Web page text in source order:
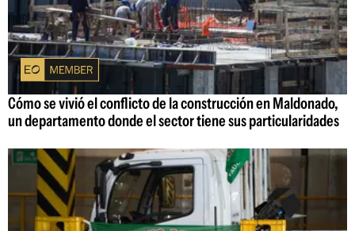
Cómo se vivió el conflicto de la construcción en Maldonado,
un departamento donde el sector tiene sus particularidades